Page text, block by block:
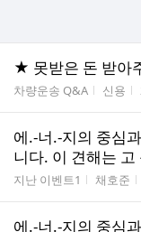
★ 못받은 돈 받아
게시판명
차량운송 Q&A 작성자
신용
에.-너.-지의 중심
니다. 이 견해는
게시판명
지난 이벤트1 작성자
채호준
에.-너.-지의 중심